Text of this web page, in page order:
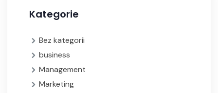
Kategorie
Bez kategorii
business
Management
Marketing